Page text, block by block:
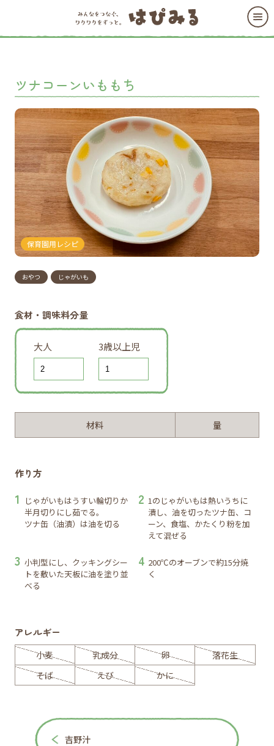
ツナコーンいももち
保育園用レシピ
おやつ じゃがいも
食材・調味料分量
大人 3歳以上児
材料 量
作り方
じゃがいもはうすい輪切りか
半月切りにし茹でる。
ツナ缶（油漬）は油を切る
1のじゃがいもは熱いうちに
潰し、油を切ったツナ缶、コ
ーン、食塩、かたくり粉を加
えて混ぜる
小判型にし、クッキングシー
トを敷いた天板に油を塗り並
べる
200℃のオーブンで約15分焼
く
アレルギー
小麦 乳成分 卵
落花生
そば
えび かに
吉野汁